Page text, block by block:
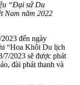
“Đại sứ Du
Nam năm 2022
đến ngày
“Hoa Khôi Du lịch
7/2023 sẽ được phát
đài phát thanh và